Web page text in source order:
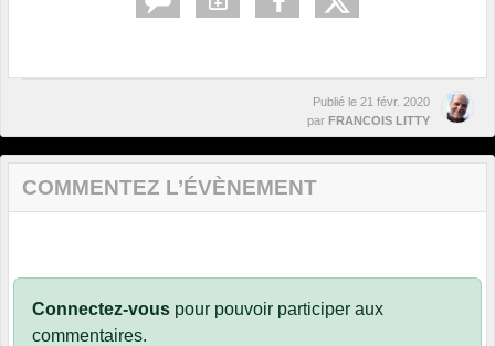
Publié le 21 févr. 2020
par FRANCOIS LITTY
COMMENTEZ L’ÉVÈNEMENT
Connectez-vous pour pouvoir participer aux
commentaires.